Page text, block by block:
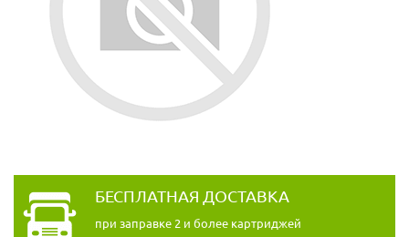
БЕСПЛАТНАЯ ДОСТАВКА
при заправке 2 и более картриджей